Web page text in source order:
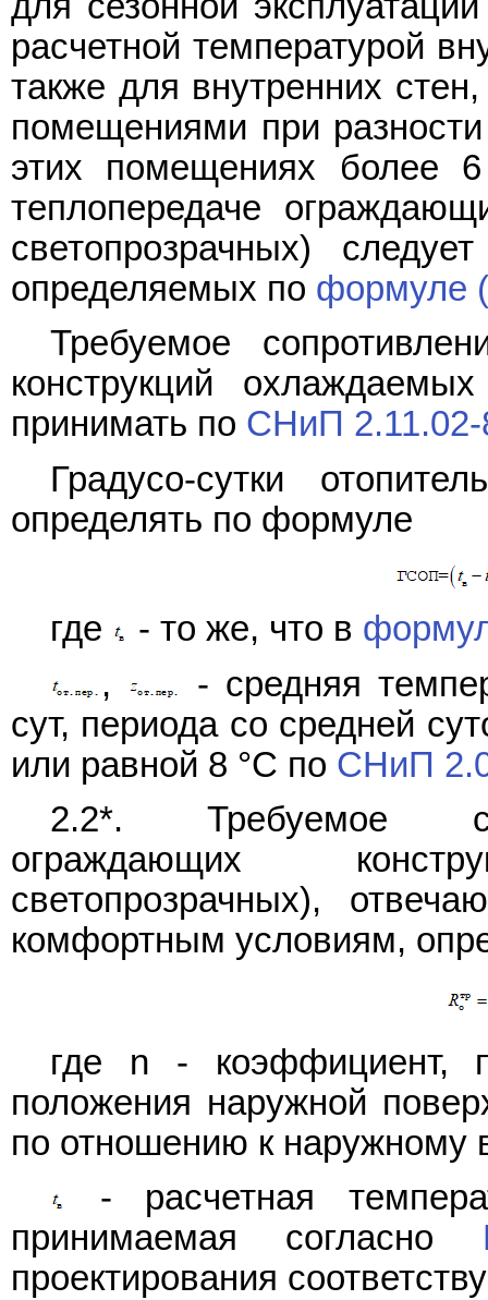
расчетной температурой
также для внутренних
помещениями при
этих помещениях более
теплопередаче
светопрозрачных)
определяемых по формуле
Требуемое
конструкций
принимать по СНиП 2.11.02-
Градусо-сутки
определять по формуле
где - то же, что в
,
- средняя
сут, периода со средней
или равной 8 °С по СНиП
2.2*. Требуемое
ограждающих
светопрозрачных),
комфортным условиям,
где n - коэффициент,
положения наружной
по отношению к наружному
- расчетная
принимаемая согласно
проектирования